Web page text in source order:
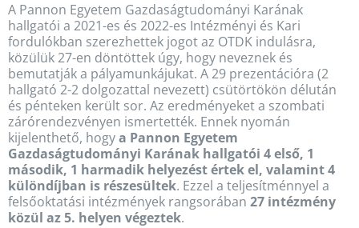
A Pannon Egyetem Gazdaságtudományi Karának
hallgatói a 2021-es és 2022-es Intézményi és Kari
fordulókban szerezhettek jogot az OTDK indulásra,
közülük 27-en döntöttek úgy, hogy neveznek és
bemutatják a pályamunkájukat. A 29 prezentációra (2
hallgató 2-2 dolgozattal nevezett) csütörtökön délután
és pénteken került sor. Az eredményeket a szombati
zárórendezvényen ismertették. Ennek nyomán
kijelenthető, hogya Pannon Egyetem
Gazdaságtudományi Karának hallgatói 4 első, 1
második, 1 harmadik helyezést értek el, valamint 4
különdíjban is részesültek. Ezzel a teljesítménnyel a
felsőoktatási intézmények rangsorában 27 intézmény
közül az 5. helyen végeztek.